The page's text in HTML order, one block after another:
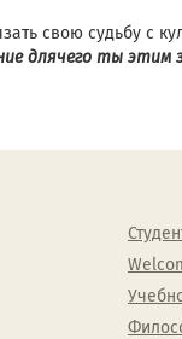
свою судьбу с
длячего ты